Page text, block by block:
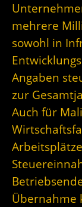
mehrere
sowohl in
Angaben
zur
Auch für
Übernahme